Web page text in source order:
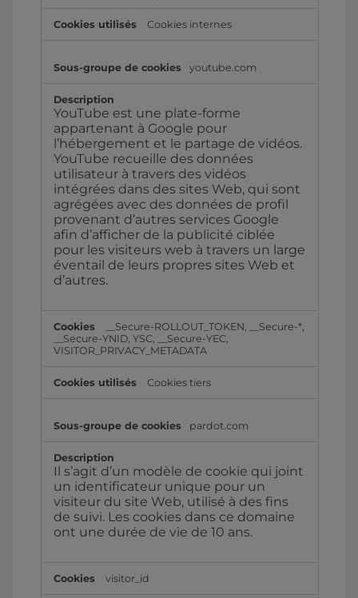
Cookies internes
youtube.com
YouTube est une plate-forme
appartenant à Google pour
l’hébergement et le partage de vidéos.
YouTube recueille des données
utilisateur à travers des vidéos
intégrées dans des sites Web, qui sont
agrégées avec des données de profil
provenant d’autres services Google
afin d’afficher de la publicité ciblée
pour les visiteurs web à travers un large
éventail de leurs propres sites Web et
d’autres.
__Secure-ROLLOUT_TOKEN, __Secure-*,
__Secure-YNID, YSC, __Secure-YEC,
VISITOR_PRIVACY_METADATA
Cookies tiers
pardot.com
Il s’agit d’un modèle de cookie qui joint
un identificateur unique pour un
visiteur du site Web, utilisé à des fins
de suivi. Les cookies dans ce domaine
ont une durée de vie de 10 ans.
visitor_id